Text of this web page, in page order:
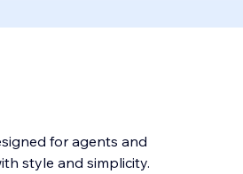
for agents and
style and simplicity.